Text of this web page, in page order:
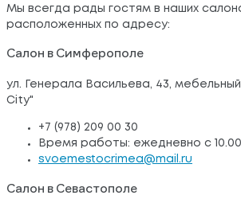
Мы всегда рады гостям в наших
расположенных по адресу:
Салон в Симферополе
ул. Генерала Васильева, 43,
City"
+7 (978) 209 00 30
Время работы: ежедневно с 10.00
svoemestocrimea@mail.ru
Салон в Севастополе